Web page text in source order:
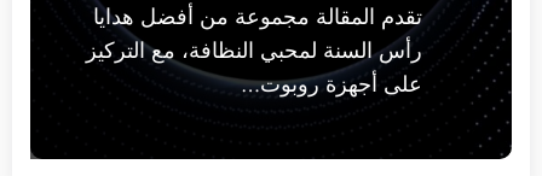
تقدم المقالة مجموعة من أفضل هدايا
رأس السنة لمحبي النظافة، مع التركيز
على أجهزة روبوت…